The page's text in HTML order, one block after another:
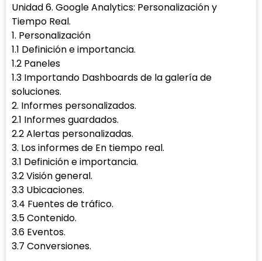
Unidad 6. Google Analytics: Personalización y
Tiempo Real.
1. Personalización
1.1 Definición e importancia.
1.2 Paneles
1.3 Importando Dashboards de la galería de
soluciones.
2. Informes personalizados.
2.1 Informes guardados.
2.2 Alertas personalizadas.
3. Los informes de En tiempo real.
3.1 Definición e importancia.
3.2 Visión general.
3.3 Ubicaciones.
3.4 Fuentes de tráfico.
3.5 Contenido.
3.6 Eventos.
3.7 Conversiones.